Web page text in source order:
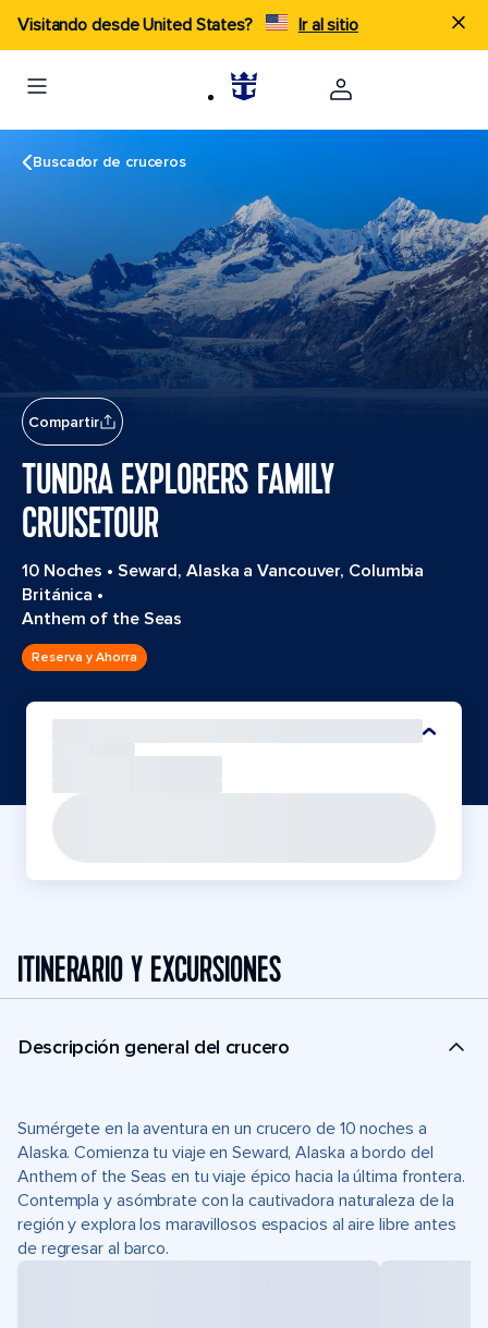
Visitando desde United States? Ir al sitio
Buscador de cruceros
Compartir
TUNDRA EXPLORERS FAMILY
CRUISETOUR
10 Noches • Seward, Alaska a Vancouver, Columbia
Británica •
Anthem of the Seas
Reserva y Ahorra
ITINERARIO Y EXCURSIONES
Descripción general del crucero
Sumérgete en la aventura en un crucero de 10 noches a
Alaska. Comienza tu viaje en Seward, Alaska a bordo del
Anthem of the Seas en tu viaje épico hacia la última frontera.
Contempla y asómbrate con la cautivadora naturaleza de la
región y explora los maravillosos espacios al aire libre antes
de regresar al barco.